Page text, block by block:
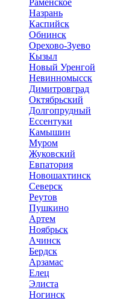
Раменское
Назрань
Каспийск
Обнинск
Орехово-Зуево
Кызыл
Новый Уренгой
Невинномысск
Димитровград
Октябрьский
Долгопрудный
Ессентуки
Камышин
Муром
Жуковский
Евпатория
Новошахтинск
Северск
Реутов
Пушкино
Артем
Ноябрьск
Ачинск
Бердск
Арзамас
Елец
Элиста
Ногинск